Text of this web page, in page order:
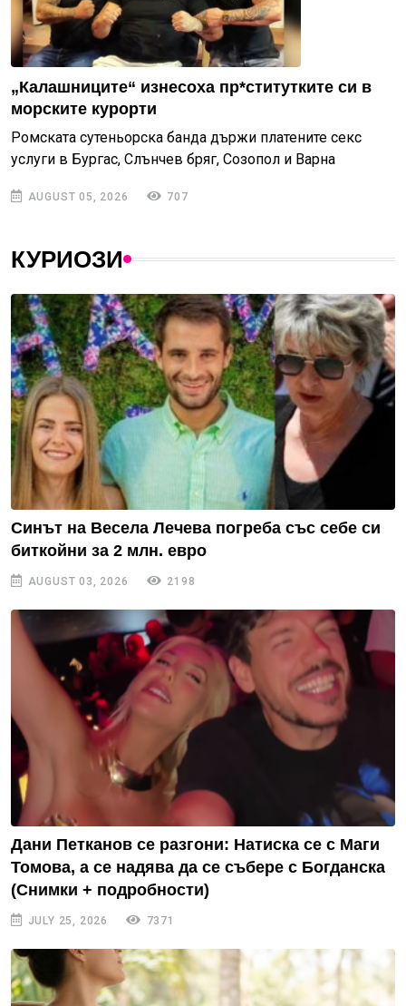
„Калашниците“ изнесоха пр*ститутките си в
морските курорти
Ромската сутеньорска банда държи платените секс
услуги в Бургас, Слънчев бряг, Созопол и Варна
AUGUST 05, 2026 707
КУРИОЗИ
Синът на Весела Лечева погреба със себе си
биткойни за 2 млн. евро
AUGUST 03, 2026 2198
Дани Петканов се разгони: Натиска се с Маги
Томова, а се надява да се събере с Богданска
(Снимки + подробности)
JULY 25, 2026 7371